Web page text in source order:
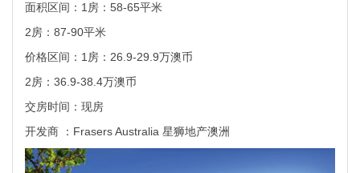
面积区间：1房：58-65平米
2房：87-90平米
价格区间：1房：26.9-29.9万澳币
2房：36.9-38.4万澳币
交房时间：现房
开发商 ：Frasers Australia 星狮地产澳洲